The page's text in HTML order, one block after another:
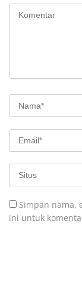
Simpan nama,
ini untuk